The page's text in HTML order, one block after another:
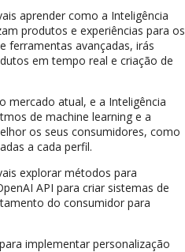
aprender como a Inteligência
produtos e experiências para os
ferramentas avançadas, irás
em tempo real e criação de
mercado atual, e a Inteligência
de machine learning e a
os seus consumidores, como
a cada perfil.
explorar métodos para
API para criar sistemas de
do consumidor para
implementar personalização